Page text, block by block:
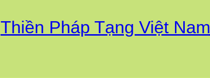
Thiền Pháp Tạng Việt Nam